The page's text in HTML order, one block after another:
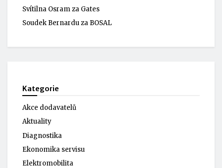
Svítilna Osram za Gates
Soudek Bernardu za BOSAL
Kategorie
Akce dodavatelů
Aktuality
Diagnostika
Ekonomika servisu
Elektromobilita